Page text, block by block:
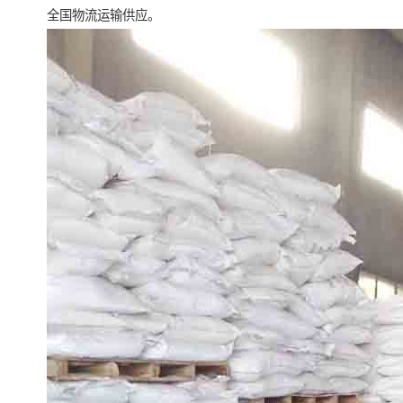
全国物流运输供应。